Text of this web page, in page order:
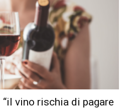
vino rischia di pagare